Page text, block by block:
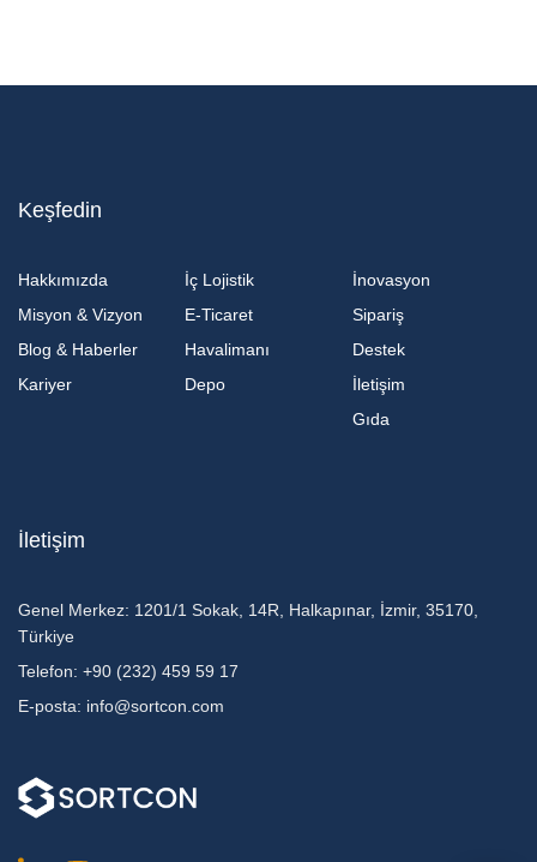
Keşfedin
Hakkımızda İç Lojistik
İnovasyon
Misyon & Vizyon
E-Ticaret
Sipariş
Blog & Haberler
Havalimanı
Destek
Kariyer
Depo
İletişim
Gıda
İletişim
Genel Merkez: 1201/1 Sokak, 14R, Halkapınar, İzmir, 35170,
Türkiye
Telefon: +90 (232) 459 59 17
E-posta: info@sortcon.com